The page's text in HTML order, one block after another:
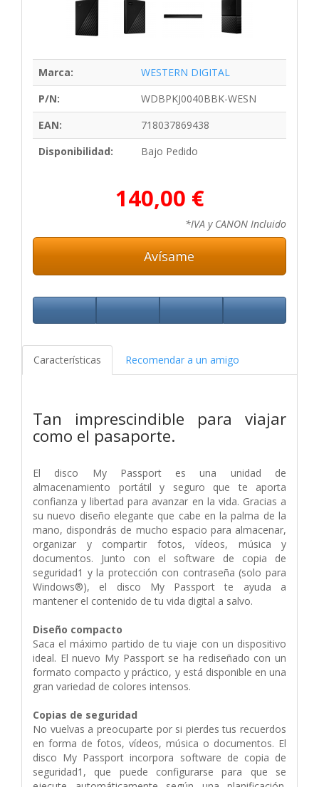
Marca:
WESTERN DIGITAL
P/N:
WDBPKJ0040BBK-WESN
EAN:
718037869438
Disponibilidad:
Bajo Pedido
140,00 €
*IVA y CANON Incluido
Avísame
Características Recomendar a un amigo
Tan imprescindible para viajar
como el pasaporte.
El disco My Passport es una unidad de
almacenamiento portátil y seguro que te aporta
confianza y libertad para avanzar en la vida. Gracias a
su nuevo diseño elegante que cabe en la palma de la
mano, dispondrás de mucho espacio para almacenar,
organizar y compartir fotos, vídeos, música y
documentos. Junto con el software de copia de
seguridad1 y la protección con contraseña (solo para
Windows®), el disco My Passport te ayuda a
mantener el contenido de tu vida digital a salvo.
Diseño compacto
Saca el máximo partido de tu viaje con un dispositivo
ideal. El nuevo My Passport se ha rediseñado con un
formato compacto y práctico, y está disponible en una
gran variedad de colores intensos.
Copias de seguridad
No vuelvas a preocuparte por si pierdes tus recuerdos
en forma de fotos, vídeos, música o documentos. El
disco My Passport incorpora software de copia de
seguridad1, que puede configurarse para que se